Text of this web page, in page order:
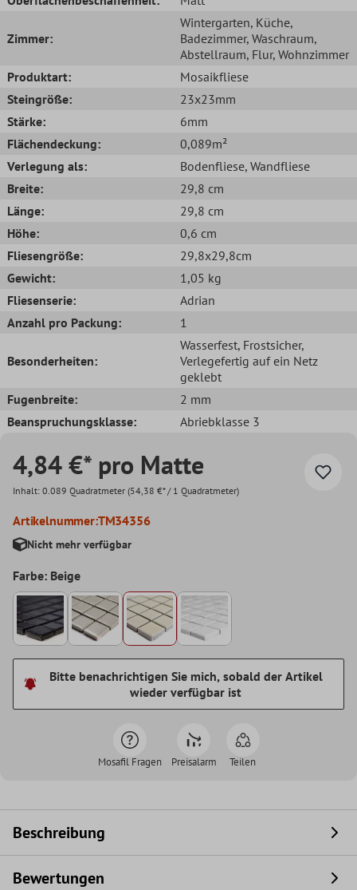
Zimmer:
Wintergarten, Küche,
Badezimmer, Waschraum,
Abstellraum, Flur, Wohnzimmer
Produktart:
Mosaikfliese
Steingröße:
23x23mm
Stärke:
6mm
Flächendeckung:
0,089m²
Verlegung als:
Bodenfliese, Wandfliese
Breite:
29,8 cm
Länge:
29,8 cm
Höhe:
0,6 cm
Fliesengröße:
29,8x29,8cm
Gewicht:
1,05 kg
Fliesenserie:
Adrian
Anzahl pro Packung:
1
Besonderheiten:
Wasserfest, Frostsicher,
Verlegefertig auf ein Netz
geklebt
Fugenbreite:
2 mm
Beanspruchungsklasse:
Abriebklasse 3
4,84 €* pro Matte
Inhalt: 0.089 Quadratmeter (54,38 €* / 1 Quadratmeter)
Artikelnummer:TM34356
Nicht mehr verfügbar
Farbe: Beige
Bitte benachrichtigen Sie mich, sobald der Artikel
wieder verfügbar ist
Mosafil Fragen Preisalarm Teilen
Beschreibung
Bewertungen